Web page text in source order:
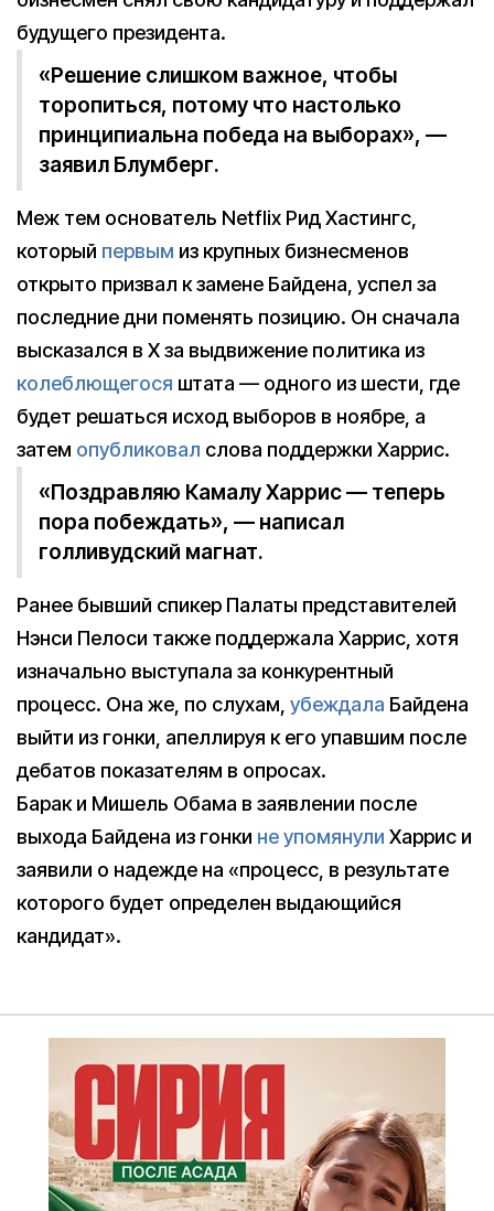
будущего президента.
«Решение слишком важное, чтобы
торопиться, потому что настолько
принципиальна победа на выборах», —
заявил Блумберг.
Меж тем основатель Netflix Рид Хастингс,
который первым из крупных бизнесменов
открыто призвал к замене Байдена, успел за
последние дни поменять позицию. Он сначала
высказался в X за выдвижение политика из
колеблющегося штата — одного из шести, где
будет решаться исход выборов в ноябре, а
затем опубликовал слова поддержки Харрис.
«Поздравляю Камалу Харрис — теперь
пора побеждать», — написал
голливудский магнат.
Ранее бывший спикер Палаты представителей
Нэнси Пелоси также поддержала Харрис, хотя
изначально выступала за конкурентный
процесс. Она же, по слухам, убеждала Байдена
выйти из гонки, апеллируя к его упавшим после
дебатов показателям в опросах.
Барак и Мишель Обама в заявлении после
выхода Байдена из гонки не упомянули Харрис и
заявили о надежде на «процесс, в результате
которого будет определен выдающийся
кандидат».